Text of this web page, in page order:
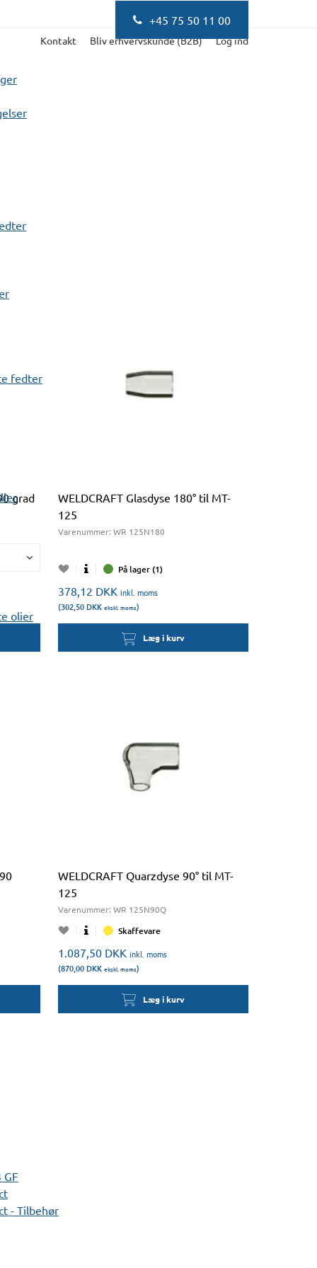
+45 75 50 11 00
Kontakt Bliv erhvervskunde (B2B) Log ind
fedter
olier
GF
- Tilbehør
grad
WELDCRAFT Glasdyse 180° til MT-
125
Varenummer:WR 125N180
På lager (1)
378,12 DKK inkl. moms
(302,50 DKK ekskl. moms)
Læg i kurv
WELDCRAFT Quarzdyse 90° til MT-
125
Varenummer:WR 125N90Q
Skaffevare
1.087,50 DKK inkl. moms
(870,00 DKK ekskl. moms)
Læg i kurv